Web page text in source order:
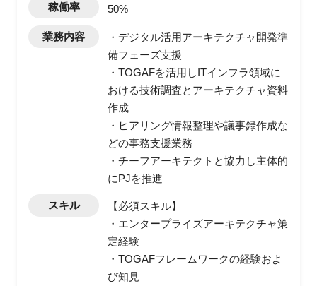
稼働率 50%
業務内容
・デジタル活用アーキテクチャ開発準
備フェーズ支援
・TOGAFを活用しITインフラ領域に
おける技術調査とアーキテクチャ資料
作成
・ヒアリング情報整理や議事録作成な
どの事務支援業務
・チーフアーキテクトと協力し主体的
にPJを推進
スキル
【必須スキル】
・エンタープライズアーキテクチャ策
定経験
・TOGAFフレームワークの経験およ
び知見